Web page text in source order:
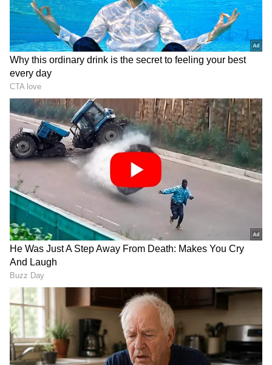
ಸರ್ಕಾರ ಇನ್ನೂ ನಾಲ್ಕು ತಿಂಗಳು ಮಾತ್ರ ಉಳಿಯುತ್ತದೆ ಎಂದು
ಅವರು ವಿಜಯ್ ನೇತೃತ್ವದ ಮೈತ್ರಿ ಸರ್ಕಾರದ ವಿರುದ್ಧ
ವಾಗ್ದಾಳಿ ನಡೆಸಿದರು.
ಸಮಗ್ರ ಸುದ್ದಿ ಮೂಲವನ್ನಾಗಿ asianet suvarna news ಅನ್ನು
ಆಯ್ಕೆ ಮಾಡಿಕೊಳ್ಳಿ
2
5